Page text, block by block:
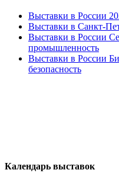
Выставки в России
Выставки в Санкт-
Выставки в России
промышленность
Выставки в России
безопасность
Календарь выставок